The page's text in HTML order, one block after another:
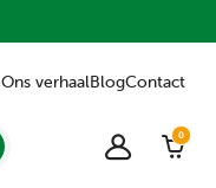
Ons verhaalBlogContact
0